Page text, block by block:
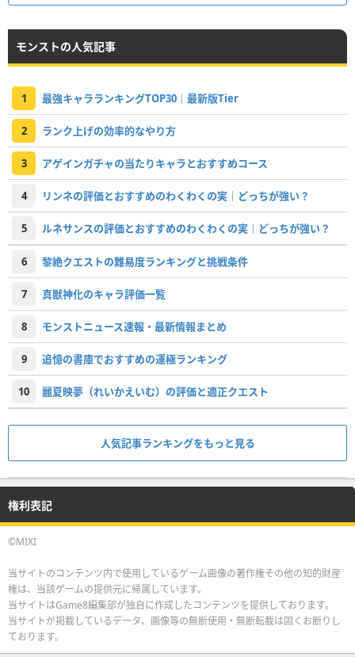
モンストの人気記事
1 最強キャラランキングTOP30｜最新版Tier
2 ランク上げの効率的なやり方
3 アゲインガチャの当たりキャラとおすすめコース
4 リンネの評価とおすすめのわくわくの実｜どっちが強い？
5 ルネサンスの評価とおすすめのわくわくの実｜どっちが強い？
6 黎絶クエストの難易度ランキングと挑戦条件
7 真獣神化のキャラ評価一覧
8 モンストニュース速報・最新情報まとめ
9 追憶の書庫でおすすめの運極ランキング
10 麗夏映夢（れいかえいむ）の評価と適正クエスト
人気記事ランキングをもっと見る
権利表記
©MIXI
当サイトのコンテンツ内で使用しているゲーム画像の著作権その他の知的財産
権は、当該ゲームの提供元に帰属しています。
当サイトはGame8編集部が独自に作成したコンテンツを提供しております。
当サイトが掲載しているデータ、画像等の無断使用・無断転載は固くお断りし
ております。